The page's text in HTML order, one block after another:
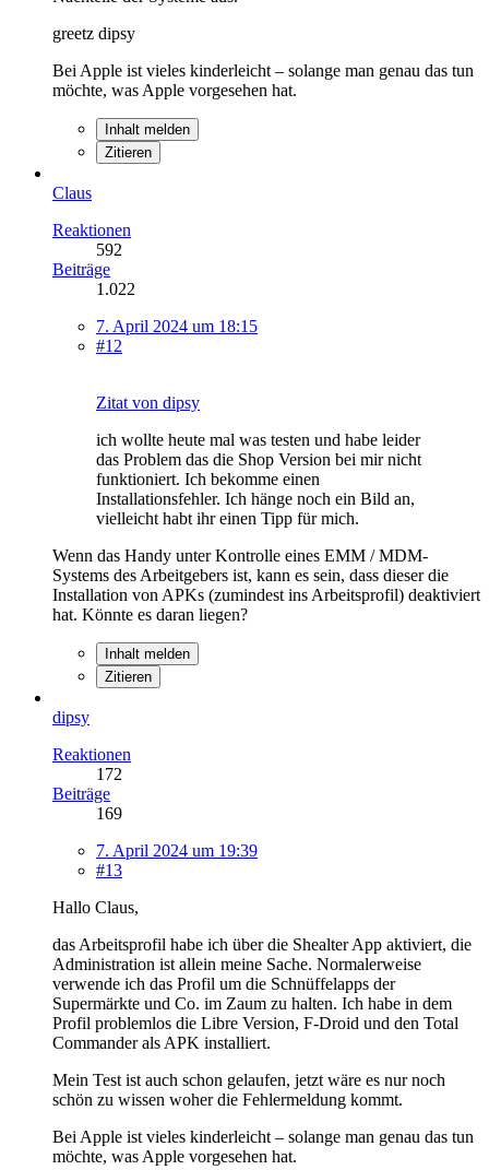
greetz dipsy
Bei Apple ist vieles kinderleicht – solange man genau das tun
möchte, was Apple vorgesehen hat.
Inhalt melden
Zitieren
Claus
Reaktionen
592
Beiträge
1.022
7. April 2024 um 18:15
#12
Zitat von dipsy
ich wollte heute mal was testen und habe leider
das Problem das die Shop Version bei mir nicht
funktioniert. Ich bekomme einen
Installationsfehler. Ich hänge noch ein Bild an,
vielleicht habt ihr einen Tipp für mich.
Wenn das Handy unter Kontrolle eines EMM / MDM-
Systems des Arbeitgebers ist, kann es sein, dass dieser die
Installation von APKs (zumindest ins Arbeitsprofil) deaktiviert
hat. Könnte es daran liegen?
Inhalt melden
Zitieren
dipsy
Reaktionen
172
Beiträge
169
7. April 2024 um 19:39
#13
Hallo Claus,
das Arbeitsprofil habe ich über die Shealter App aktiviert, die
Administration ist allein meine Sache. Normalerweise
verwende ich das Profil um die Schnüffelapps der
Supermärkte und Co. im Zaum zu halten. Ich habe in dem
Profil problemlos die Libre Version, F-Droid und den Total
Commander als APK installiert.
Mein Test ist auch schon gelaufen, jetzt wäre es nur noch
schön zu wissen woher die Fehlermeldung kommt.
Bei Apple ist vieles kinderleicht – solange man genau das tun
möchte, was Apple vorgesehen hat.